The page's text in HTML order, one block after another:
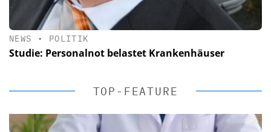
NEWS • POLITIK
Studie: Personalnot belastet Krankenhäuser
TOP-FEATURE